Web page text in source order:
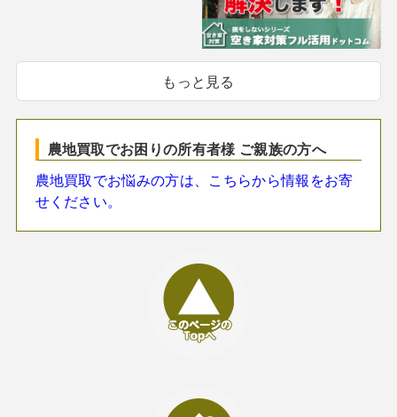
もっと見る
農地買取でお困りの所有者様 ご親族の方へ
農地買取でお悩みの方は、こちらから情報をお寄
せください。